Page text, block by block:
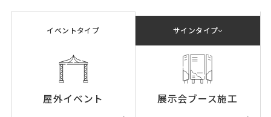
イベントタイプ サインタイプ
屋外イベント 展示会ブース施工